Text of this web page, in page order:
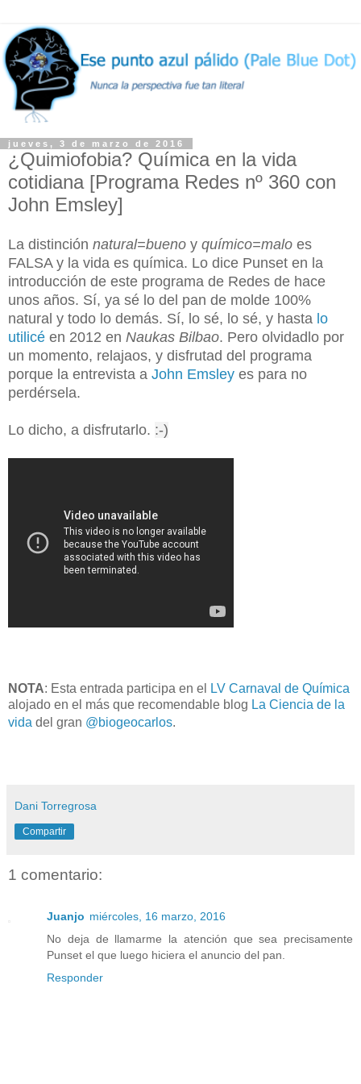
jueves, 3 de marzo de 2016
¿Quimiofobia? Química en la vida
cotidiana [Programa Redes nº 360 con
John Emsley]
La distinción natural=bueno y químico=malo es
FALSA y la vida es química. Lo dice Punset en la
introducción de este programa de Redes de hace
unos años. Sí, ya sé lo del pan de molde 100%
natural y todo lo demás. Sí, lo sé, lo sé, y hasta lo
utilicé en 2012 en Naukas Bilbao. Pero olvidadlo por
un momento, relajaos, y disfrutad del programa
porque la entrevista a John Emsley es para no
perdérsela.
Lo dicho, a disfrutarlo. :-)
NOTA: Esta entrada participa en el
LV Carnaval de Química
alojado en el más que recomendable blog La Ciencia de la
vida del gran @biogeocarlos.
Dani Torregrosa
Compartir
1 comentario:
Juanjo miércoles, 16 marzo, 2016
No deja de llamarme la atención que sea precisamente
Punset el que luego hiciera el anuncio del pan.
Responder